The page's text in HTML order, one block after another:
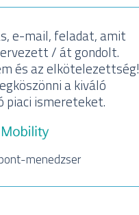
e-mail, feladat, amit
/ át gondolt.
és az elkötelezettség!
a kiváló
piaci ismereteket.
menedzser